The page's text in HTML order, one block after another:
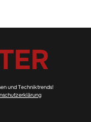
und Techniktrends!